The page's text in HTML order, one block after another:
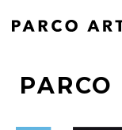
PARCO